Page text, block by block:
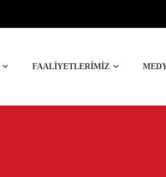
FAALİYETLERİMİZ